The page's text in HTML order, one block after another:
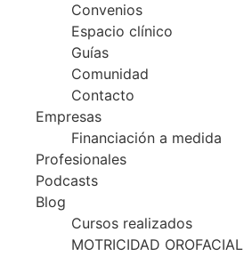
Convenios
Espacio clínico
Guías
Comunidad
Contacto
Empresas
Financiación a medida
Profesionales
Podcasts
Blog
Cursos realizados
MOTRICIDAD OROFACIAL